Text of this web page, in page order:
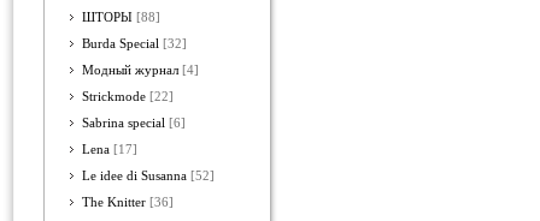
ШТОРЫ [88]
Burda Special [32]
Модный журнал [4]
Strickmode [22]
Sabrina special [6]
Lena [17]
Le idee di Susanna [52]
The Knitter [36]